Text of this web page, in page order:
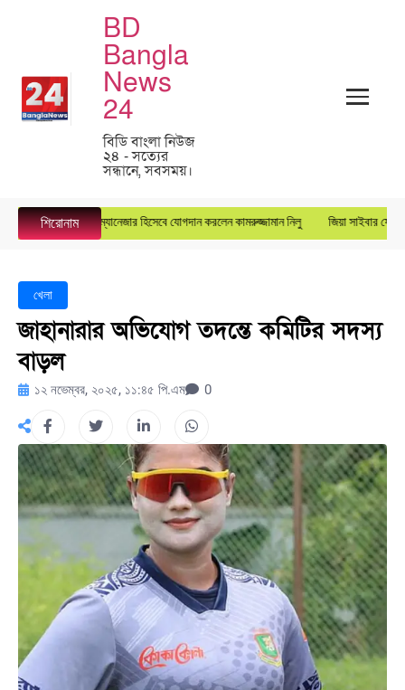
BD
Bangla
News
24
বিডি বাংলা নিউজ
২৪ - সত্যের
সন্ধানে, সবসময়।
শিরোনাম
গ্রুপে জেনারেল ম্যানেজার হিসেবে যোগদান করলেন কামরুজ্জামান নিলু জিয়া সাইবার
খেলা
জাহানারার অভিযোগ তদন্তে কমিটির সদস্য
বাড়ল
১২ নভেম্বর, ২০২৫, ১১:৪৫ পি.এম 0